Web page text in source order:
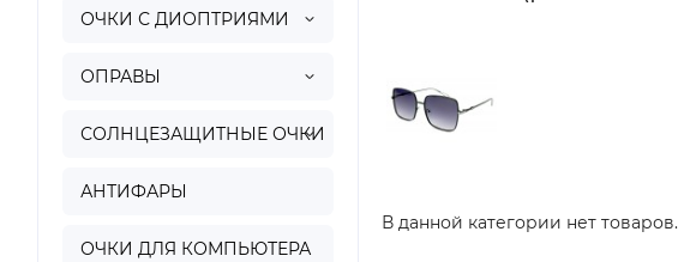
ОЧКИ С ДИОПТРИЯМИ
ОПРАВЫ
СОЛНЦЕЗАЩИТНЫЕ ОЧКИ
АНТИФАРЫ
ОЧКИ ДЛЯ КОМПЬЮТЕРА
В данной категории нет товаров.